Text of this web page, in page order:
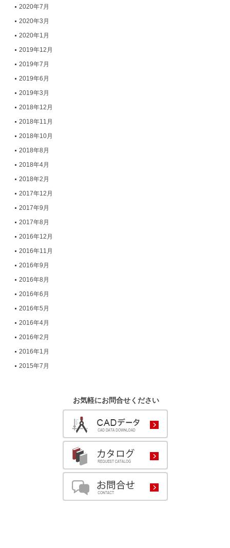
2020年7月
2020年3月
2020年1月
2019年12月
2019年7月
2019年6月
2019年3月
2018年12月
2018年11月
2018年10月
2018年8月
2018年4月
2018年2月
2017年12月
2017年9月
2017年8月
2016年12月
2016年11月
2016年9月
2016年8月
2016年6月
2016年5月
2016年4月
2016年2月
2016年1月
2015年7月
お気軽にお問合せください